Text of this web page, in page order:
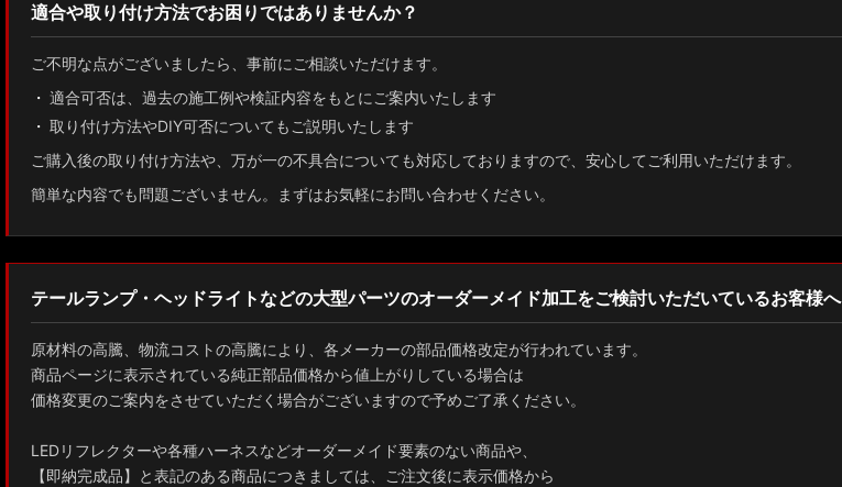
適合や取り付け方法でお困りではありませんか？
ご不明な点がございましたら、事前にご相談いただけます。
適合可否は、過去の施工例や検証内容をもとにご案内いたします
取り付け方法やDIY可否についてもご説明いたします
ご購入後の取り付け方法や、万が一の不具合についても対応しておりますので、安心してご利用いただけます。
簡単な内容でも問題ございません。まずはお気軽にお問い合わせください。
テールランプ・ヘッドライトなどの大型パーツのオーダーメイド加工をご検討いただいているお客様へ
原材料の高騰、物流コストの高騰により、各メーカーの部品価格改定が行われています。
商品ページに表示されている純正部品価格から値上がりしている場合は
価格変更のご案内をさせていただく場合がございますので予めご了承ください。
LEDリフレクターや各種ハーネスなどオーダーメイド要素のない商品や、
【即納完成品】と表記のある商品につきましては、ご注文後に表示価格から